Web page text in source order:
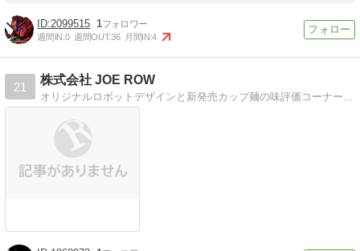
2099515 1
週間IN:0 週間OUT:36 月間IN:4
21
株式会社 JOE ROW